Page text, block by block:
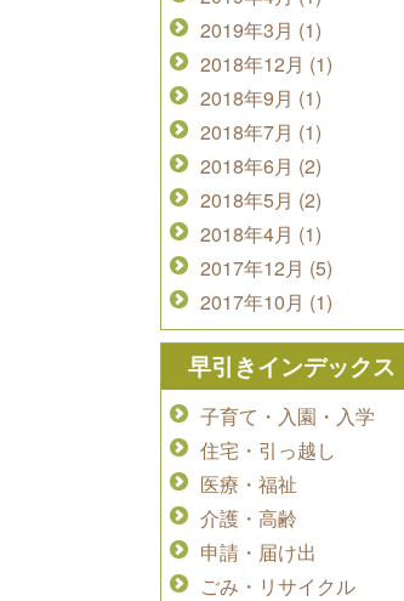
2019年3月 (1)
2018年12月 (1)
2018年9月 (1)
2018年7月 (1)
2018年6月 (2)
2018年5月 (2)
2018年4月 (1)
2017年12月 (5)
2017年10月 (1)
早引きインデックス
子育て・入園・入学
住宅・引っ越し
医療・福祉
介護・高齢
申請・届け出
ごみ・リサイクル